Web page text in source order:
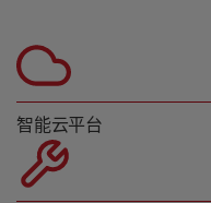
智能云平台